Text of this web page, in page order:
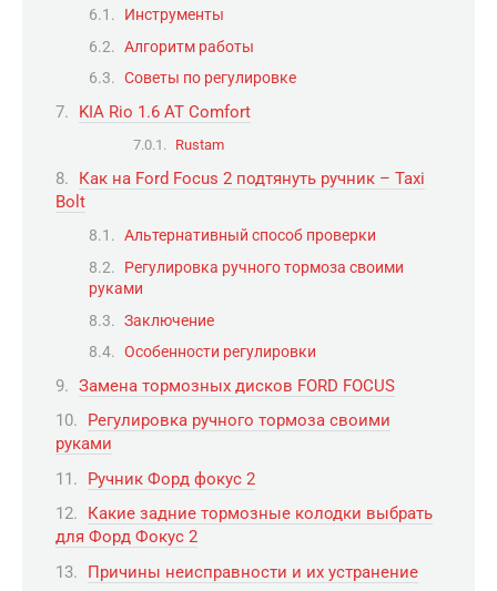
Инструменты
Алгоритм работы
Советы по регулировке
KIA Rio 1.6 AT Comfort
Rustam
Как на Ford Focus 2 подтянуть ручник – Taxi
Bolt
Альтернативный способ проверки
Регулировка ручного тормоза своими
руками
Заключение
Особенности регулировки
Замена тормозных дисков FORD FOCUS
Регулировка ручного тормоза своими
руками
Ручник Форд фокус 2
Какие задние тормозные колодки выбрать
для Форд Фокус 2
Причины неисправности и их устранение